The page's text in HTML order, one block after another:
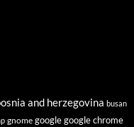
and herzegovina busan
gnome google google chrome